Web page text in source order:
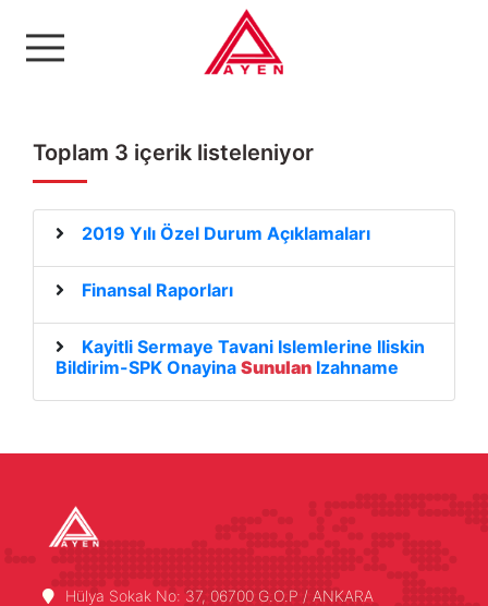
Ayen Enerji A.Ş
Toplam 3 içerik listeleniyor
2019 Yılı Özel Durum Açıklamaları
Finansal Raporları
Kayitli Sermaye Tavani Islemlerine Iliskin
Bildirim-SPK Onayina Sunulan Izahname
Hülya Sokak No: 37, 06700 G.O.P / ANKARA